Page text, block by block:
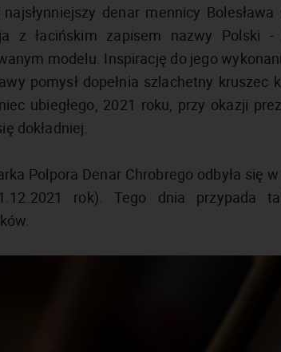
denar mennicy
z łacińskim zapisem nazwy Polski
modelu. Inspirację do jego
pomysł dopełnia szlachetny
ubiegłego, 2021 roku, przy okazji
dokładniej.
Polpora Denar Chrobrego odbyła się
rok). Tego dnia przypada